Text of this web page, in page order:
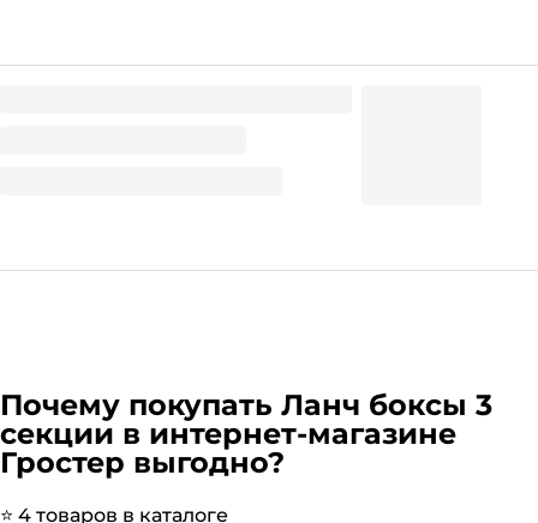
Почему покупать Ланч боксы 3
секции в интернет-магазине
Гростер выгодно?
⭐️ 4 товаров в каталоге